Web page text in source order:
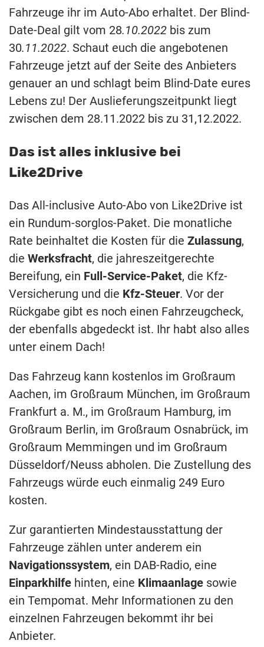
Fahrzeuge ihr im Auto-Abo erhaltet. Der Blind-
Date-Deal gilt vom 28.10.2022 bis zum
30.11.2022. Schaut euch die angebotenen
Fahrzeuge jetzt auf der Seite des Anbieters
genauer an und schlagt beim Blind-Date eures
Lebens zu! Der Auslieferungszeitpunkt liegt
zwischen dem 28.11.2022 bis zu 31,12.2022.
Das ist alles inklusive bei
Like2Drive
Das All-inclusive Auto-Abo von Like2Drive ist
ein Rundum-sorglos-Paket. Die monatliche
Rate beinhaltet die Kosten für die Zulassung,
die Werksfracht, die jahreszeitgerechte
Bereifung, ein Full-Service-Paket, die Kfz-
Versicherung und die Kfz-Steuer. Vor der
Rückgabe gibt es noch einen Fahrzeugcheck,
der ebenfalls abgedeckt ist. Ihr habt also alles
unter einem Dach!
Das Fahrzeug kann kostenlos im Großraum
Aachen, im Großraum München, im Großraum
Frankfurt a. M., im Großraum Hamburg, im
Großraum Berlin, im Großraum Osnabrück, im
Großraum Memmingen und im Großraum
Düsseldorf/Neuss abholen. Die Zustellung des
Fahrzeugs würde euch einmalig 249 Euro
kosten.
Zur garantierten Mindestausstattung der
Fahrzeuge zählen unter anderem ein
Navigationssystem, ein DAB-Radio, eine
Einparkhilfe hinten, eine Klimaanlage sowie
ein Tempomat. Mehr Informationen zu den
einzelnen Fahrzeugen bekommt ihr bei
Anbieter.